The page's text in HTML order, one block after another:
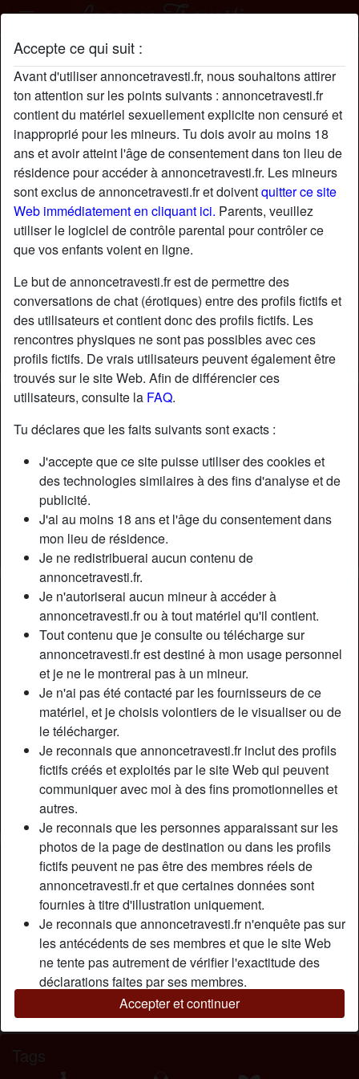
Accepte ce qui suit :
Avant d'utiliser annoncetravesti.fr, nous souhaitons attirer
ton attention sur les points suivants : annoncetravesti.fr
contient du matériel sexuellement explicite non censuré et
inapproprié pour les mineurs. Tu dois avoir au moins 18
ans et avoir atteint l'âge de consentement dans ton lieu de
résidence pour accéder à annoncetravesti.fr. Les mineurs
sont exclus de annoncetravesti.fr et doiventquitter ce site
Web immédiatement en cliquant ici. Parents, veuillez
utiliser le logiciel de contrôle parental pour contrôler ce
que vos enfants voient en ligne.
Le but de annoncetravesti.fr est de permettre des
conversations de chat (érotiques) entre des profils fictifs et
des utilisateurs et contient donc des profils fictifs. Les
rencontres physiques ne sont pas possibles avec ces
profils fictifs. De vrais utilisateurs peuvent également être
trouvés sur le site Web. Afin de différencier ces
utilisateurs, consulte la FAQ.
Tu déclares que les faits suivants sont exacts :
J'accepte que ce site puisse utiliser des cookies et
des technologies similaires à des fins d'analyse et de
publicité.
J'ai au moins 18 ans et l'âge du consentement dans
mon lieu de résidence.
Je ne redistribuerai aucun contenu de
annoncetravesti.fr.
Je n'autoriserai aucun mineur à accéder à
annoncetravesti.fr ou à tout matériel qu'il contient.
Tout contenu que je consulte ou télécharge sur
annoncetravesti.fr est destiné à mon usage personnel
et je ne le montrerai pas à un mineur.
Je n'ai pas été contacté par les fournisseurs de ce
matériel, et je choisis volontiers de le visualiser ou de
le télécharger.
Je reconnais que annoncetravesti.fr inclut des profils
fictifs créés et exploités par le site Web qui peuvent
communiquer avec moi à des fins promotionnelles et
autres.
Je reconnais que les personnes apparaissant sur les
photos de la page de destination ou dans les profils
fictifs peuvent ne pas être des membres réels de
annoncetravesti.fr et que certaines données sont
fournies à titre d'illustration uniquement.
Je reconnais que annoncetravesti.fr n'enquête pas sur
les antécédents de ses membres et que le site Web
ne tente pas autrement de vérifier l'exactitude des
déclarations faites par ses membres.
Accepter et continuer
LaetitiaPhilidor profil
starAjouter chatDiscuter !
Nickname:
LaetitiaPhilidor
Âge:
53
Pays:
France
Département:
Lot
Sexe:
Transexuelle
Sexualité:
Bisexuel(le)
Relation:
Couleur des cheveux:
Foncé
Couleur des yeux:
Vert
Épilé(e):
Oui
Fumeur(euse):
Description
Travestie mûre sexy, bcbg, bonne suceuse aime ejaculer...
Belle cul anale gourmande aime être dilatée, couine quand
on la fesse. Elle aime cela et jeu humide, voire être
attachée. J'aime de poilus, barbus, moustachus.
Cherche
N'a spécifié aucune préférence